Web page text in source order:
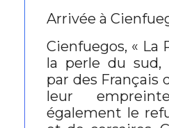
Arrivée à
Cienfuegos, « La
la perle du
par des Français
leur
également le